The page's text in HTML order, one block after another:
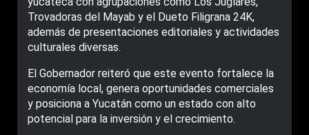
Trovadoras del Mayab y el Dueto Filigrana 24K,
además de presentaciones editoriales y actividades
culturales diversas.
El Gobernador reiteró que este evento fortalece la
economía local, genera oportunidades comerciales
y posiciona a Yucatán como un estado con alto
potencial para la inversión y el crecimiento.